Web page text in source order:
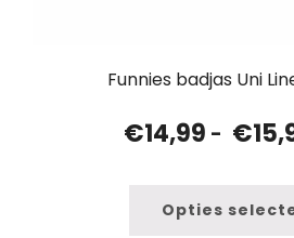
Funnies badjas Uni
€14,99 - €
Opties